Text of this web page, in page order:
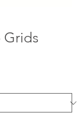
Grids